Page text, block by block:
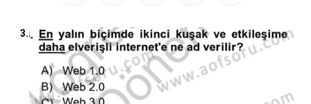
3.